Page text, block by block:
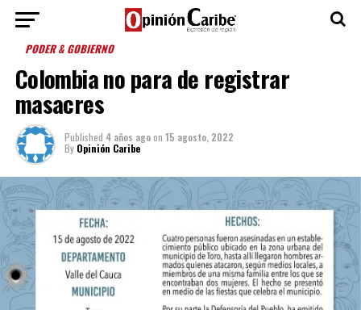
PODER & GOBIERNO
Colombia no para de registrar
masacres
Published 4 años agoon 15 agosto, 2022
By Opinión Caribe